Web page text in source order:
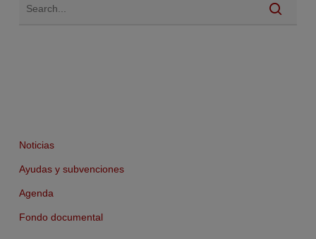
Noticias
Ayudas y subvenciones
Agenda
Fondo documental